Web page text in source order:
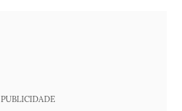
PUBLICIDADE